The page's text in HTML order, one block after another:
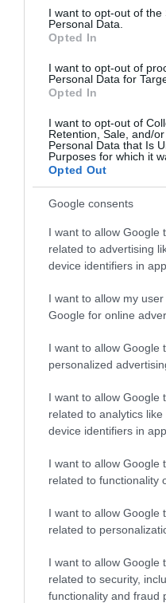
consent section.
I want to opt-out of the
Personal Data.
Opted In
I want to opt-out of
Personal Data for
Opted In
I want to opt-out of
Retention, Sale, and/
Personal Data that Is
Purposes for which it
Opted Out
Google consents
I want to allow Google
related to advertising
device identifiers in
I want to allow my
Google for online
I want to allow Google
personalized
I want to allow Google
related to analytics
device identifiers in
I want to allow Google
related to functionality
I want to allow Google
related to
I want to allow Google
related to security,
functionality and fraud
Az univerzummal
olyan állítást
jelent pontosan
folyamatosan
valaha a végleges
csillagász most
elmagyarázni azt…
2024. DECEMBER 14. ●
képzeljük el
TURI DÁNIEL
és ismerd meg a